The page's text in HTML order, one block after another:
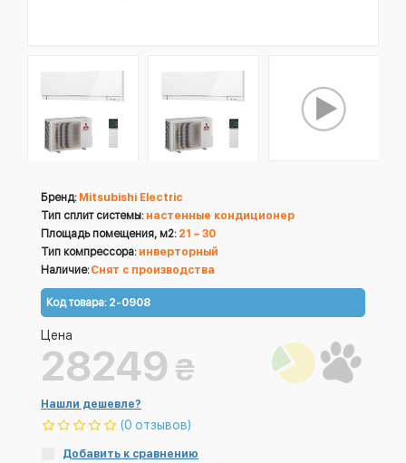
Бренд: Mitsubishi Electric
Тип сплит системы: настенные кондиционер
Площадь помещения, м2: 21 – 30
Тип компрессора: инверторный
Наличие:Снят с производства
Код товара: 2-0908
Цена
28249 ₴
Нашли дешевле?
(0 отзывов)
Добавить к сравнению